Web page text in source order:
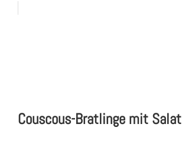
Couscous-Bratlinge mit Salat